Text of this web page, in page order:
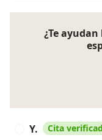
¿Te
Y. Cita